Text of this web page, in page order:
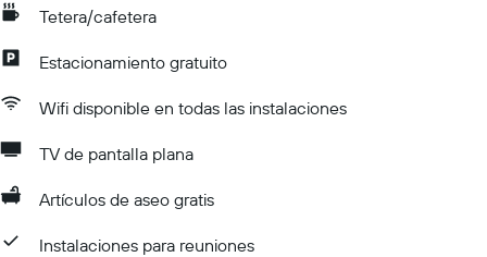
Tetera/cafetera
Estacionamiento gratuito
Wifi disponible en todas las instalaciones
TV de pantalla plana
Artículos de aseo gratis
Instalaciones para reuniones